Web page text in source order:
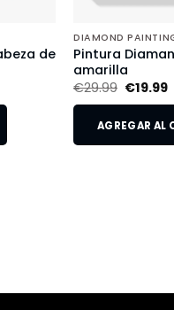
de
DIAMOND
Pintura
amarilla
€29.99 €19.99
AGREGAR AL